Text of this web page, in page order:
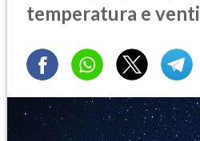
temperatura e venti